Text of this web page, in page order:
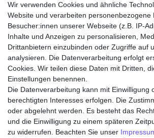
Wir verwenden Cookies und ähnliche
Website und verarbeiten personenbezogene
Besucher:innen unserer Webseite (z.B. IP-
Inhalte und Anzeigen zu personalisieren,
Drittanbietern einzubinden oder Zugriffe auf
analysieren. Die Datenverarbeitung erfolgt
Cookies. Wir teilen diese Daten mit Dritten,
Einstellungen benennen.
Die Datenverarbeitung kann mit Einwilligung
berechtigten Interesses erfolgen. Die
oder abgelehnt werden. Es besteht das
und die Einwilligung zu einem späteren
zu widerrufen. Beachten Sie unser
Versand
Zahlungsarten